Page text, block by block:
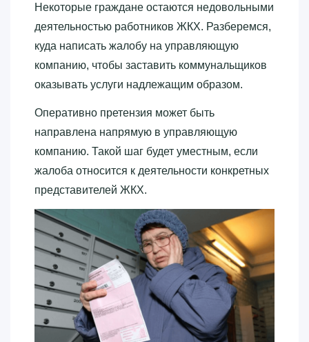
Некоторые граждане остаются недовольными
деятельностью работников ЖКХ. Разберемся,
куда написать жалобу на управляющую
компанию, чтобы заставить коммунальщиков
оказывать услуги надлежащим образом.
Оперативно претензия может быть
направлена напрямую в управляющую
компанию. Такой шаг будет уместным, если
жалоба относится к деятельности конкретных
представителей ЖКХ.